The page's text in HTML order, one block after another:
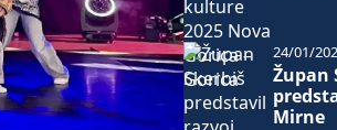
Župan
Mirne
24/01/